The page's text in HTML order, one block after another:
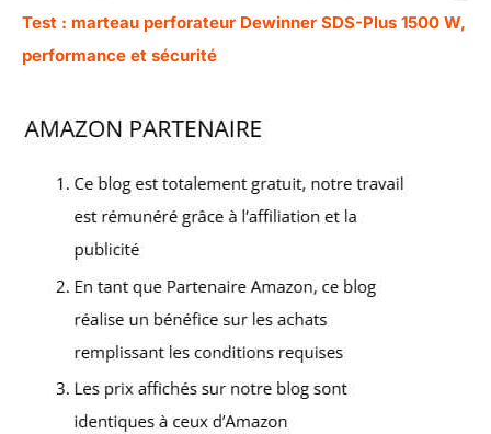
Test : marteau perforateur Dewinner SDS-Plus 1500 W,
performance et sécurité